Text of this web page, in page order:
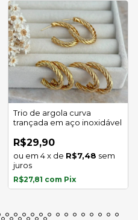
Trio de argola curva
trançada em aço inoxidável
R$29,90
4x de R$7,48 sem
juros
R$27,81 com Pix